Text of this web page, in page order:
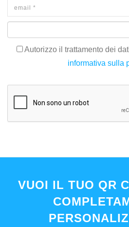
Autorizzo il trattamento dei
informativa sulla
VUOI IL TUO QR